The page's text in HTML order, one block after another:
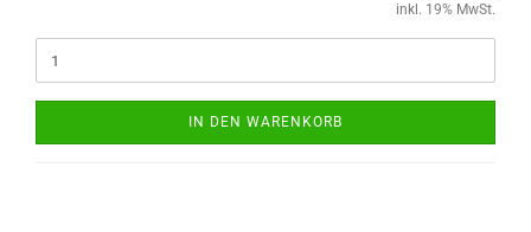
inkl. 19% MwSt.
IN DEN WARENKORB